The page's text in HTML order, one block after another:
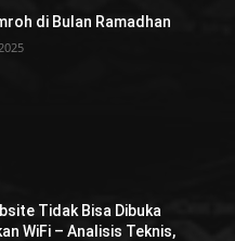
di Bulan Ramadhan
Tidak Bisa Dibuka
WiFi – Analisis Teknis,